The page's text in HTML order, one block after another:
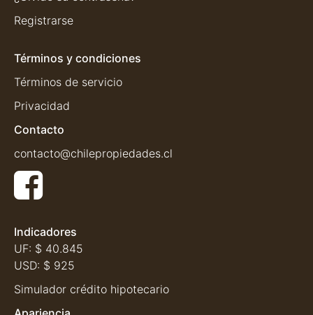
Registrarse
Términos y condiciones
Términos de servicio
Privacidad
Contacto
contacto@chilepropiedades.cl
Indicadores
UF: $ 40.845
USD: $ 925
Simulador crédito hipotecario